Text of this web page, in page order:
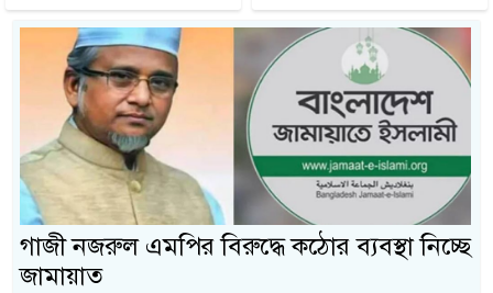
গাজী নজরুল এমপির বিরুদ্ধে কঠোর ব্যবস্থা নিচ্ছে
জামায়াত